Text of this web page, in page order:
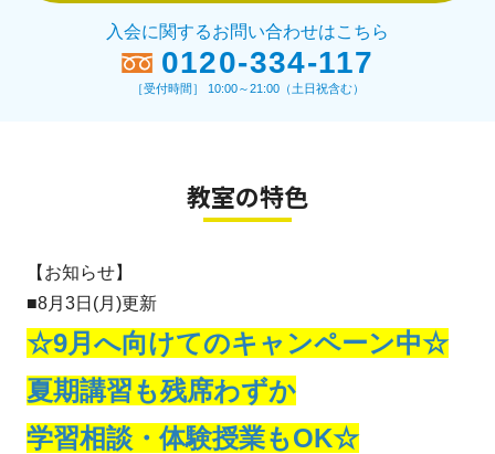
入会に関するお問い合わせはこちら
0120-334-117
［受付時間］ 10:00～21:00（土日祝含む）
教室の特色
【お知らせ】
■8月3日(月)更新
☆9月へ向けてのキャンペーン中☆
夏期講習も残席わずか
学習相談・体験授業もOK☆